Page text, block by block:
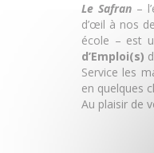
Le Safran –
d’œil à nos
école – est
d’Emploi(s)
Service les
en quelques
Au plaisir de